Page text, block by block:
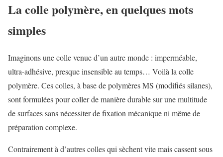
La colle polymère, en quelques mots
simples
Imaginons une colle venue d’un autre monde : imperméable,
ultra-adhésive, presque insensible au temps… Voilà la colle
polymère. Ces colles, à base de polymères MS (modifiés silanes),
sont formulées pour coller de manière durable sur une multitude
de surfaces sans nécessiter de fixation mécanique ni même de
préparation complexe.
Contrairement à d’autres colles qui sèchent vite mais cassent sous